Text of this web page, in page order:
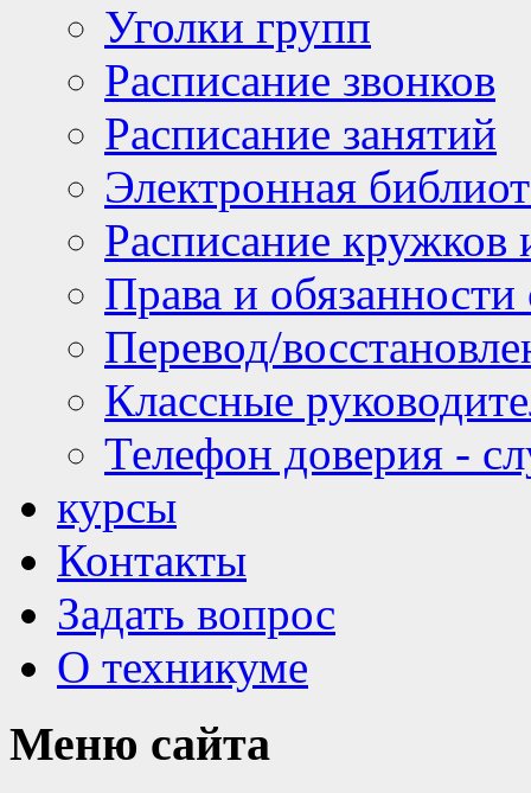
Уголки групп
Расписание звонков
Расписание занятий
Электронная
Расписание кружков
Права и
Перевод/
Классные
Телефон доверия -
курсы
Контакты
Задать вопрос
О техникуме
Меню сайта